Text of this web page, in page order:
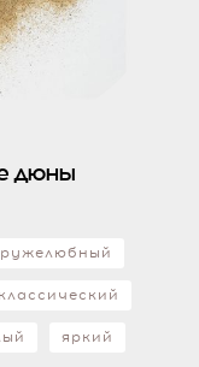
дюны
классический
яркий